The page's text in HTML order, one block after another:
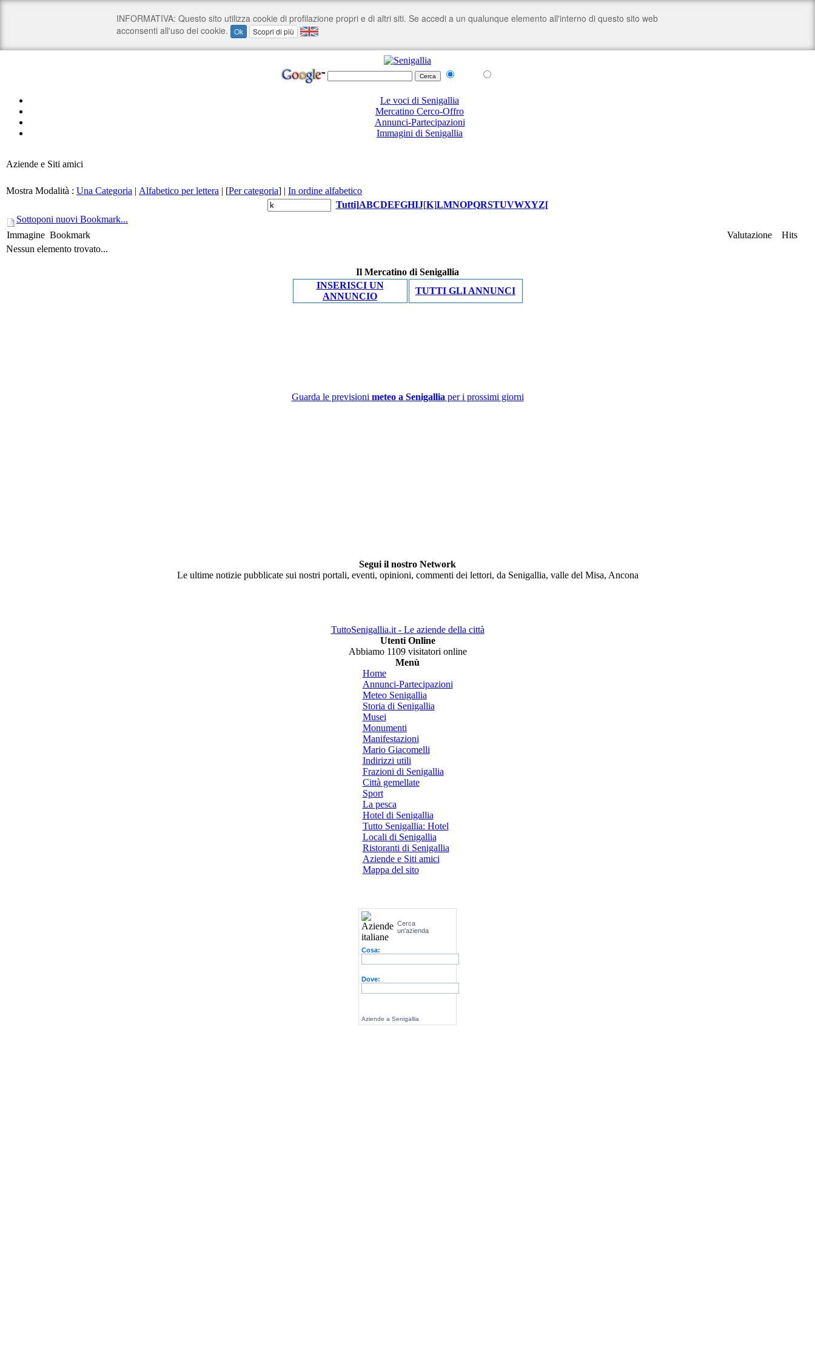
Le voci di Senigallia
Mercatino Cerco-Offro
Annunci-Partecipazioni
Immagini di Senigallia
Aziende e Siti amici
Mostra Modalità : Una Categoria | Alfabetico per lettera | [Per categoria] | In ordine alfabetico
Tutti]ABCDEFGHIJ[K]LMNOPQRSTUVWXYZ[
Sottoponi nuovi Bookmark...
Immagine Bookmark Valutazione
Hits
Nessun elemento trovato...
Il Mercatino di Senigallia
INSERISCI UN
ANNUNCIO
TUTTI GLI ANNUNCI
Guarda le previsioni meteo a Senigallia per i prossimi giorni
Segui il nostro Network
Le ultime notizie pubblicate sui nostri portali, eventi, opinioni, commenti dei lettori, da Senigallia, valle del Misa, Ancona
TuttoSenigallia.it - Le aziende della città
Utenti Online
Abbiamo 1109 visitatori online
Menù
Home
Annunci-Partecipazioni
Meteo Senigallia
Storia di Senigallia
Musei
Monumenti
Manifestazioni
Mario Giacomelli
Indirizzi utili
Frazioni di Senigallia
Città gemellate
Sport
La pesca
Hotel di Senigallia
Tutto Senigallia: Hotel
Locali di Senigallia
Ristoranti di Senigallia
Aziende e Siti amici
Mappa del sito
Cerca
un'azienda
Cosa:
Dove:
Aziende a Senigallia